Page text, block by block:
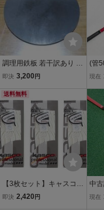
調理用鉄板 若干訳あり ６
ミリ厚 直径４０センチ ５
ーキ ガレット お好み焼き
クレープ pizza 送料無料
即決 3,200 円
(管
イ
現在
送料無料
【3枚セット】キャスコ
ゴルフ グローブ 全天候 S
即決 2,420 円
中
０
現在